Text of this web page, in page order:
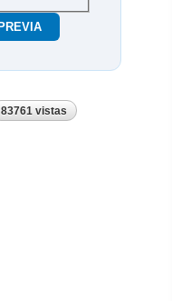
83761 vistas